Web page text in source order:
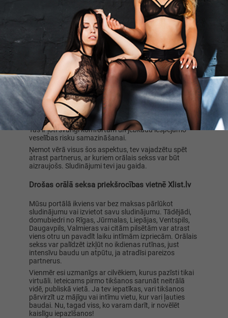
svarīga atklāta komunikācija par seksuālo veselību.
Labs partneris būs gatavs informēt par pašreizējo
veselības stāvokli un izmantos jebkuras izsargāšanās
metodes, par kurām jūs vienosities. Viņam vai viņai arī
jāizprot un jārespektē tavas robežas.
Saderība starp cilvēkiem ir vēl viena lieta, kas var
uzlabot orālo seksu. Partneris, kurš ir uzmanīgs un
atsaucīgs vienkāršas saziņas laikā, iespējams, aktā
sniegs vairāk baudas un būs vairāk ieinteresēts tavā
apmierinātībā. Tas ir īpaši svarīgi orālā akta laikā, jo
tas ir visintīmākais veids, kā stimulēt ļoti jutīgās
ķermeņa daļas.
Vēl viens svarīgs aspekts ir higiēna. Nodrošini, lai gan
tu, gan tavs partneris uzturētu labu personīgo higiēnu.
Tas ir ļoti svarīgi komfortam un jebkādu iespējamo
veselības risku samazināšanai.
Ņemot vērā visus šos aspektus, tev vajadzētu spēt
atrast partnerus, ar kuriem orālais sekss var būt
aizraujošs. Sludinājumi tevi jau gaida.
Drošas orālā seksa priekšrocības vietnē Xlist.lv
Mūsu portālā ikviens var bez maksas pārlūkot
sludinājumu vai izvietot savu sludinājumu. Tādējādi,
domubiedri no Rīgas, Jūrmalas, Liepājas, Ventspils,
Daugavpils, Valmieras vai citām pilsētām var atrast
viens otru un pavadīt laiku intīmām izpriecām. Orālais
sekss var palīdzēt izkļūt no ikdienas rutīnas, just
intensīvu baudu un atpūtu, ja atradīsi pareizos
partnerus.
Vienmēr esi uzmanīgs ar cilvēkiem, kurus pazīsti tikai
virtuāli. Ieteicams pirmo tikšanos sarunāt neitrālā
vidē, publiskā vietā. Ja tev iepatīkas, vari tikšanos
pārvirzīt uz mājīgu vai intīmu vietu, kur vari ļauties
baudai. Nu, tagad viss, ko varam darīt, ir novēlēt
kaislīgu iepazīšanos!